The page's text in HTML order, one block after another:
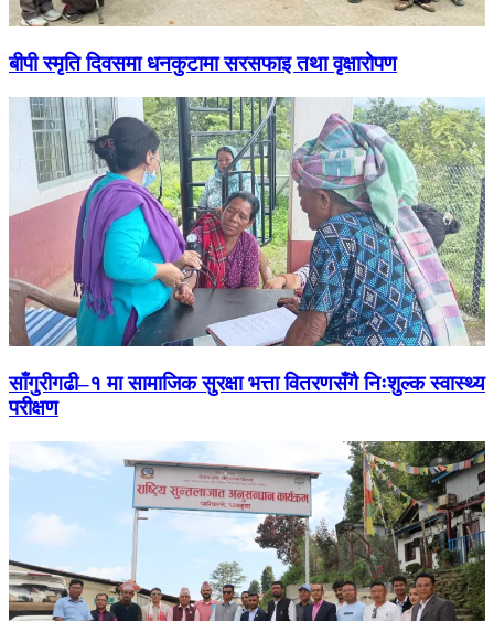
बीपी स्मृति दिवसमा धनकुटामा सरसफाइ तथा वृक्षारोपण
साँगुरीगढी–१ मा सामाजिक सुरक्षा भत्ता वितरणसँगै निःशुल्क स्वास्थ्य
परीक्षण